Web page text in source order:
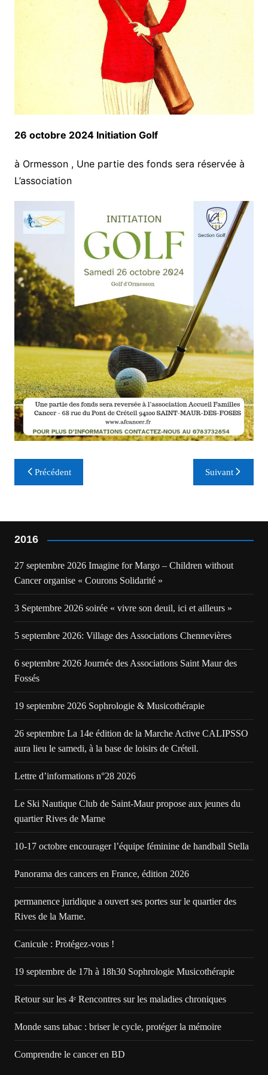
26 octobre 2024 Initiation Golf
à Ormesson , Une partie des fonds sera réservée à
L’association
Navigation
de
Précédent Suivant
2016
27 septembre 2026 Imagine for Margo – Children without
Cancer organise « Courons Solidarité »
3 Septembre 2026 soirée « vivre son deuil, ici et ailleurs »
5 septembre 2026: Village des Associations Chennevières
6 septembre 2026 Journée des Associations Saint Maur des
Fossés
19 septembre 2026 Sophrologie & Musicothérapie
26 septembre La 14e édition de la Marche Active CALIPSSO
aura lieu le samedi, à la base de loisirs de Créteil.
Lettre d’informations n°28 2026
Le Ski Nautique Club de Saint-Maur propose aux jeunes du
quartier Rives de Marne
10-17 octobre encourager l’équipe féminine de handball Stella
Panorama des cancers en France, édition 2026
permanence juridique a ouvert ses portes sur le quartier des
Rives de la Marne.
Canicule : Protégez-vous !
19 septembre de 17h à 18h30 Sophrologie Musicothérapie
Retour sur les 4ᵉ Rencontres sur les maladies chroniques
Monde sans tabac : briser le cycle, protéger la mémoire
Comprendre le cancer en BD